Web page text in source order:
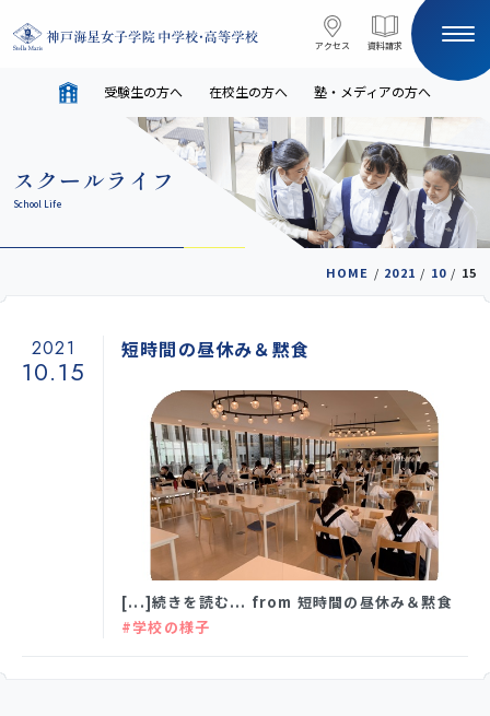
アクセス 資料請求
アクセス 資料請求
HOME
在校生の方へ
受験生の方へ 在校生の方へ 塾・メディアの方へ
スクールライフ
School Life
HOME / 2021 / 10 / 15
2021
10.15
短時間の昼休み＆黙食
[...]続きを読む... from 短時間の昼休み＆黙食
#学校の様子